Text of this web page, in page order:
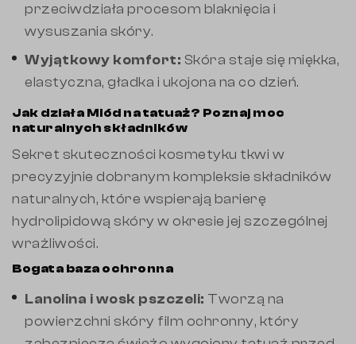
przeciwdziała procesom blaknięcia i
wysuszania skóry.
Wyjątkowy komfort: Skóra staje się miękka,
elastyczna, gładka i ukojona na co dzień.
Jak działa Miód na tatuaż? Poznaj moc
naturalnych składników
Sekret skuteczności kosmetyku tkwi w
precyzyjnie dobranym kompleksie składników
naturalnych, które wspierają barierę
hydrolipidową skóry w okresie jej szczególnej
wrażliwości.
Bogata baza ochronna
Lanolina i wosk pszczeli: Tworzą na
powierzchni skóry film ochronny, który